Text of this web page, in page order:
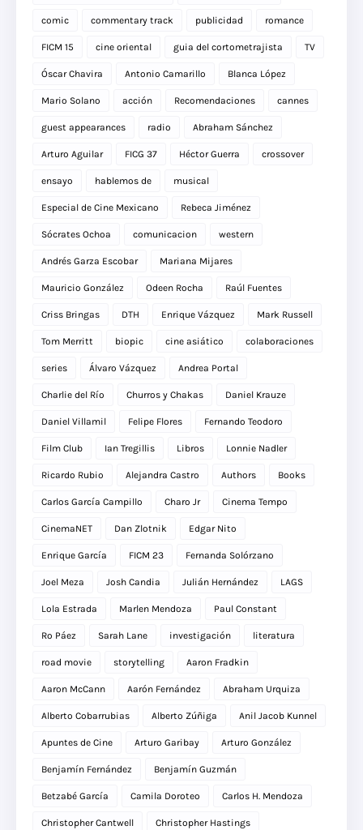
comic commentary track publicidad romance
FICM 15 cine oriental guia del cortometrajista TV
Óscar Chavira Antonio Camarillo Blanca López
Mario Solano acción Recomendaciones cannes
guest appearances radio Abraham Sánchez
Arturo Aguilar FICG 37 Héctor Guerra crossover
ensayo hablemos de musical
Especial de Cine Mexicano Rebeca Jiménez
Sócrates Ochoa comunicacion western
Andrés Garza Escobar Mariana Mijares
Mauricio González Odeen Rocha Raúl Fuentes
Criss Bringas DTH Enrique Vázquez Mark Russell
Tom Merritt biopic cine asiático colaboraciones
series Álvaro Vázquez Andrea Portal
Charlie del Río Churros y Chakas Daniel Krauze
Daniel Villamil Felipe Flores Fernando Teodoro
Film Club Ian Tregillis Libros Lonnie Nadler
Ricardo Rubio Alejandra Castro Authors Books
Carlos García Campillo Charo Jr Cinema Tempo
CinemaNET Dan Zlotnik Edgar Nito
Enrique García FICM 23 Fernanda Solórzano
Joel Meza Josh Candia Julián Hernández LAGS
Lola Estrada Marlen Mendoza Paul Constant
Ro Páez Sarah Lane investigación literatura
road movie storytelling Aaron Fradkin
Aaron McCann Aarón Fernández Abraham Urquiza
Alberto Cobarrubias Alberto Zúñiga Anil Jacob Kunnel
Apuntes de Cine Arturo Garibay Arturo González
Benjamín Fernández Benjamín Guzmán
Betzabé García Camila Doroteo Carlos H. Mendoza
Christopher Cantwell Christopher Hastings